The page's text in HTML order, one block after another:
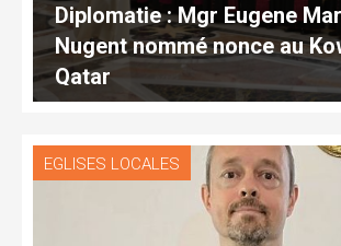
Diplomatie : Mgr Eugene
Nugent nommé nonce au
Qatar
EGLISES LOCALES